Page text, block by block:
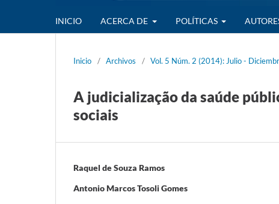
INICIO ACERCA DE POLÍTICAS
Inicio / Archivos / Vol. 5 Núm. 2 (2014): Julio -
A judicialização da saúde
sociais
Raquel de Souza Ramos
Antonio Marcos Tosoli Gomes